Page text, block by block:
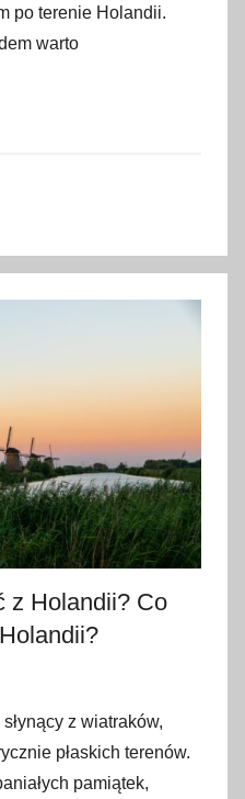
po terenie Holandii.
warto
z Holandii? Co
z wiatraków,
płaskich terenów.
pamiątek,